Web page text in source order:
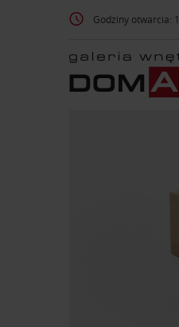
Godziny otwarcia: